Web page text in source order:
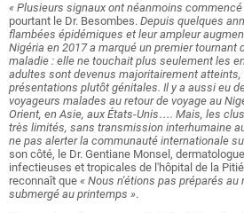
« Plusieurs signaux ont néanmoins
pourtant le Dr. Besombes. Depuis quelques
flambées épidémiques et leur ampleur
Nigéria en 2017 a marqué un premier tournant
maladie : elle ne touchait plus seulement les
adultes sont devenus majoritairement atteints,
présentations plutôt génitales. Il y a aussi eu
voyageurs malades au retour de voyage au
Orient, en Asie, aux États-Unis…. Mais, les
très limités, sans transmission interhumaine
ne pas alerter la communauté internationale
son côté, le Dr. Gentiane Monsel,
infectieuses et tropicales de l'hôpital de la
reconnaît que « Nous n'étions pas préparés au
submergé au printemps ».